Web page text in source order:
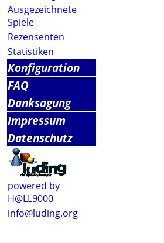
Ausgezeichnete
Spiele
Rezensenten
Statistiken
Konfiguration
FAQ
Danksagung
Impressum
Datenschutz
powered by
H@LL9000
info@luding.org